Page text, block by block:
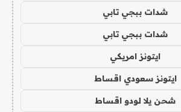
شدات ببجي تابي
شدات ببجي تابي
ايتونز امريكي
ايتونز سعودي اقساط
شحن يلا لودو اقساط